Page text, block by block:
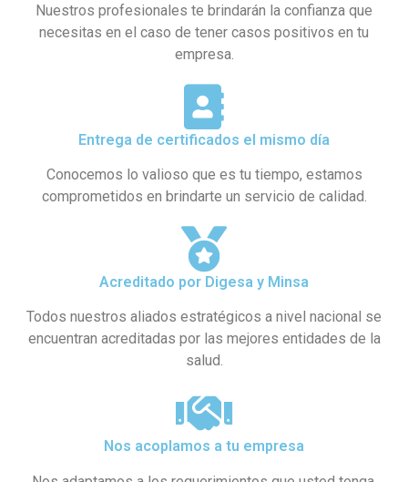
Nuestros profesionales te brindarán la confianza que
necesitas en el caso de tener casos positivos en tu
empresa.
Entrega de certificados el mismo día
Conocemos lo valioso que es tu tiempo, estamos
comprometidos en brindarte un servicio de calidad.
Acreditado por Digesa y Minsa​
Todos nuestros aliados estratégicos a nivel nacional se
encuentran acreditadas por las mejores entidades de la
salud.
Nos acoplamos a tu empresa